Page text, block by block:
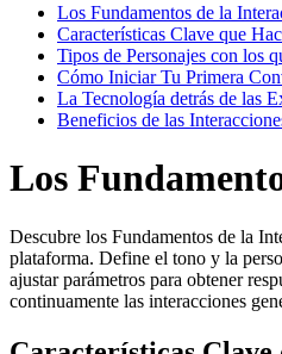
Los Fundamentos de la
Características Clave que
Tipos de Personajes con los
Cómo Iniciar Tu Primera
La Tecnología detrás de las
Beneficios de las
Los
Descubre los Fundamentos de la
plataforma. Define el tono y la
ajustar parámetros para obtener
continuamente las interacciones